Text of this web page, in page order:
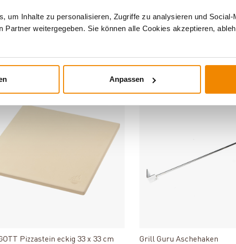
um Inhalte zu personalisieren, Zugriffe zu analysieren und Social-
Partner weitergegeben. Sie können alle Cookies akzeptieren,
Anpassen
ANDERE INTERESSIERTEN SICH AUCH
Pizzastein eckig 33 x 33 cm Grill Guru Aschehaken